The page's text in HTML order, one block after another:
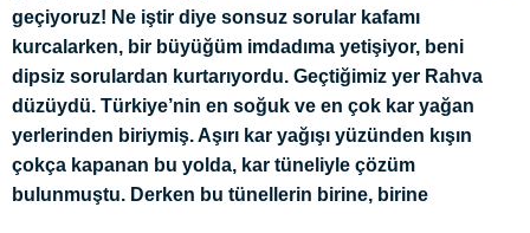
geçiyoruz! Ne iştir diye sonsuz sorular kafamı
kurcalarken, bir büyüğüm imdadıma yetişiyor, beni
dipsiz sorulardan kurtarıyordu. Geçtiğimiz yer Rahva
düzüydü. Türkiye’nin en soğuk ve en çok kar yağan
yerlerinden biriymiş. Aşırı kar yağışı yüzünden kışın
çokça kapanan bu yolda, kar tüneliyle çözüm
bulunmuştu. Derken bu tünellerin birine, birine